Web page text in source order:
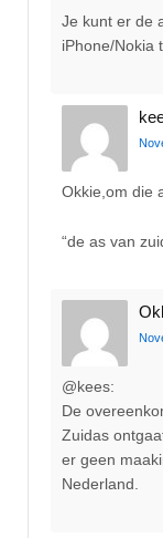
Je kunt er de
iPhone/Nokia
Okkie,om die
“de as van
@kees:
De
Zuidas
er geen
Nederland.